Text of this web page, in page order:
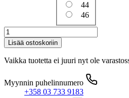
44
46
Löffler
W
Bike
Jersey
Hotbond
Lisää ostoskoriin
Vaikka tuotetta ei juuri nyt ole
Myynnin puhelinnumero
+358 03 733 9183